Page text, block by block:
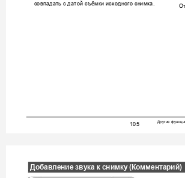
совпадать с датой съёмки исходного снимка.
Другие
105
Добавление звука к снимку ( Комментарий)